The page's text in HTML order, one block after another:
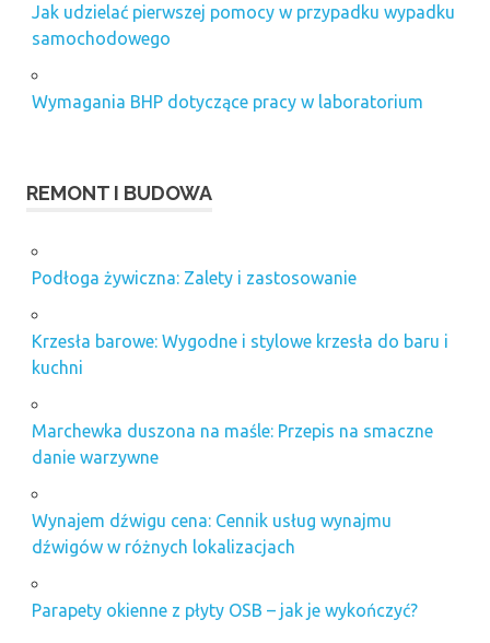
Jak udzielać pierwszej pomocy w przypadku wypadku
samochodowego
Wymagania BHP dotyczące pracy w laboratorium
REMONT I BUDOWA
Podłoga żywiczna: Zalety i zastosowanie
Krzesła barowe: Wygodne i stylowe krzesła do baru i
kuchni
Marchewka duszona na maśle: Przepis na smaczne
danie warzywne
Wynajem dźwigu cena: Cennik usług wynajmu
dźwigów w różnych lokalizacjach
Parapety okienne z płyty OSB – jak je wykończyć?